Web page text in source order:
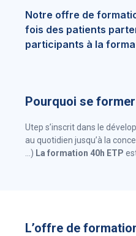
Notre offre de
fois des patients
participants à la
Pourquoi se former
Utep s’inscrit dans le
au quotidien jusqu’à la
…) La formation 40h ETP
L’offre de